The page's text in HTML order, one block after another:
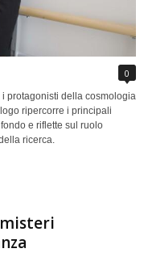
0
i protagonisti della cosmologia
ripercorre i principali
e riflette sul ruolo
ricerca.